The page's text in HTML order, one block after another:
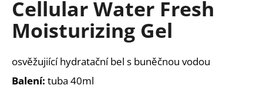
Cellular Water Fresh
Moisturizing Gel
osvěžujiící hydratační bel s buněčnou vodou
Balení: tuba 40ml
a
j
t
?